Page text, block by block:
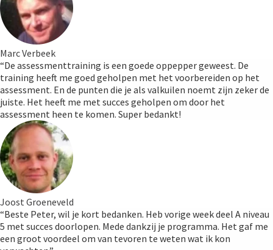
Marc Verbeek
“De assessmenttraining is een goede oppepper geweest. De
training heeft me goed geholpen met het voorbereiden op het
assessment. En de punten die je als valkuilen noemt zijn zeker de
juiste. Het heeft me met succes geholpen om door het
assessment heen te komen. Super bedankt!
Joost Groeneveld
“Beste Peter, wil je kort bedanken. Heb vorige week deel A niveau
5 met succes doorlopen. Mede dankzij je programma. Het gaf me
een groot voordeel om van tevoren te weten wat ik kon